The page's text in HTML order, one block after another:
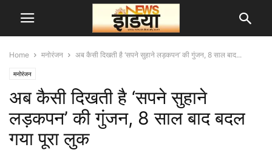
Home मनोरंजन अब कैसी दिखती है ‘सपने सुहाने लड़कपन’ की गुंजन, 8 साल बाद...
मनोरंजन
अब कैसी दिखती है ‘सपने सुहाने
लड़कपन’ की गुंजन, 8 साल बाद बदल
गया पूरा लुक